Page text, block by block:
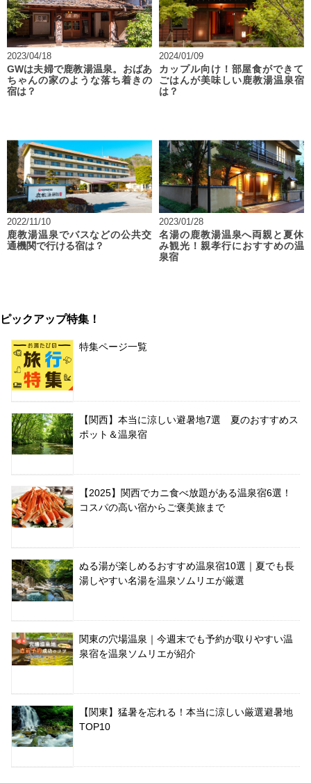
2023/04/18
GWは夫婦で鹿教湯温泉。おばあ
ちゃんの家のような落ち着きの
宿は？
2024/01/09
カップル向け！部屋食ができて
ごはんが美味しい鹿教湯温泉宿
は？
2022/11/10
鹿教湯温泉でバスなどの公共交
通機関で行ける宿は？
2023/01/28
名湯の鹿教湯温泉へ両親と夏休
み観光！親孝行におすすめの温
泉宿
ピックアップ特集！
特集ページ一覧
【関西】本当に涼しい避暑地7選 夏のおすすめス
ポット＆温泉宿
【2025】関西でカニ食べ放題がある温泉宿6選！
コスパの高い宿からご褒美旅まで
ぬる湯が楽しめるおすすめ温泉宿10選｜夏でも長
湯しやすい名湯を温泉ソムリエが厳選
関東の穴場温泉｜今週末でも予約が取りやすい温
泉宿を温泉ソムリエが紹介
【関東】猛暑を忘れる！本当に涼しい厳選避暑地
TOP10